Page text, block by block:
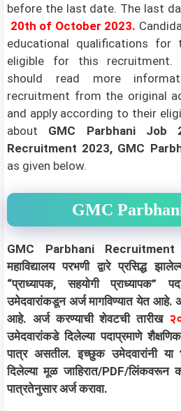
before the last date. The last
20th of October 2023.
educational qualifications
eligible for this recruitment.
should read more
recruitment from the original
and apply according to their
about GMC Parbhani Job
Recruitment 2023, GMC
as given below.
GMC
GMC Parbhani Recruitment
महाविद्यालय परभणी द्वारे प्रसिद्ध
“प्राध्यापक, सहयोगी प्राध्यापक”
उमेदवारांकडून अर्ज मागविण्यात येत आहे.
आहे. अर्ज करण्याची शेवटची तारीख
उमेदवारांकडे दिलेल्या पदाप्रमाणे
पात्र असतील. इच्छुक उमेदवारांनी या
दिलेल्या मूळ जाहिरात/PDF/लिंकवरून
पात्रतेनुसार अर्ज करावा.